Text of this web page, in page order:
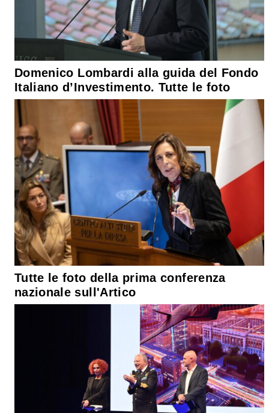
Domenico Lombardi alla guida del Fondo
Italiano d’Investimento. Tutte le foto
Tutte le foto della prima conferenza
nazionale sull'Artico